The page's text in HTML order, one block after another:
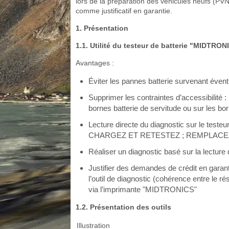
comme justificatif en garantie.
1. Présentation
1.1. Utilité du testeur de batterie
Avantages :
Éviter les pannes batterie survenant
Supprimer les contraintes d’accessibilité
bornes batterie de servitude ou sur les
Lecture directe du diagnostic sur le
CHARGEZ ET RETESTEZ ;
Réaliser un diagnostic basé sur la lecture
Justifier des demandes de crédit en
l’outil de diagnostic (cohérence entre le
via l’imprimante "MIDTRONICS"
1.2. Présentation des outils
Illustration